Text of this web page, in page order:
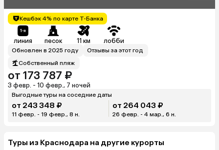
Кешбэк 4% по карте Т-Банка
линия песок 11 км лобби
Обновлен в 2025 году
Отзывы за этот год
Собственный пляж
от 173 787 ₽
3 февр. - 10 февр., 7 ночей
Выгодные туры на соседние даты
от 243 348 ₽
11 февр. - 19 февр., 8 н.
от 264 043 ₽
26 февр. - 4 мар., 6 н.
Туры из Краснодара на другие курорты